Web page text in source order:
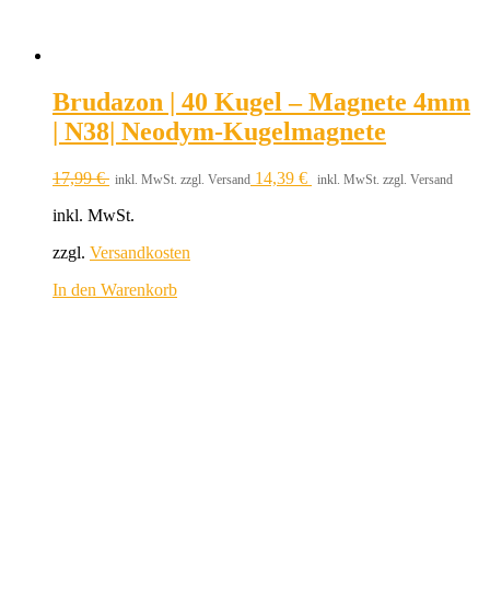
Brudazon | 40 Kugel – Magnete 4mm
| N38| Neodym-Kugelmagnete
17,99€ inkl. MwSt. zzgl. Versand 14,39 € inkl. MwSt. zzgl. Versand
inkl. MwSt.
zzgl. Versandkosten
In den Warenkorb